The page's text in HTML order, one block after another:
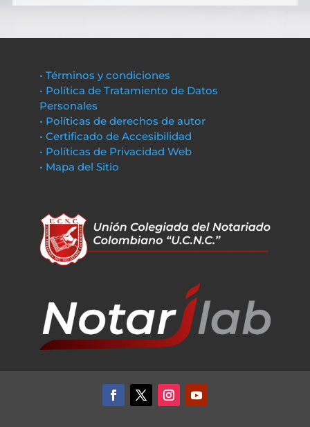
• Términos y condiciones
• Política de Tratamiento de Datos
Personales
• Políticas de derechos de autor
• Certificado de Accesibilidad
• Políticas de Privacidad Web
• Mapa del Sitio